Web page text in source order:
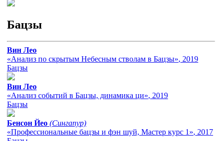
Бацзы
Вин Лео
«Анализ по скрытым Небесным стволам в Бацзы», 2019
Бацзы
Вин Лео
«Анализ событий в Бацзы, динамика ци», 2019
Бацзы
Бенсон Йео (Сингапур)
«Профессиональные бацзы и фэн шуй, Мастер курс 1», 2017